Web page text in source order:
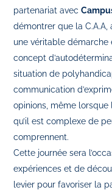
partenariat avec
démontrer que la
une véritable démarche
concept
situation de
communication
opinions, même lorsque
qu’il est complexe de
comprennent.
Cette journée sera
expériences et de
levier pour favoriser la